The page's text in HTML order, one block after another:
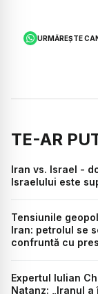
URMĂREȘTE
TE-AR
Iran vs. Israel -
Israelului este
Tensiunile
Iran: petrolul se
confruntă cu
Expertul Iulian
Natanz: „Iranul